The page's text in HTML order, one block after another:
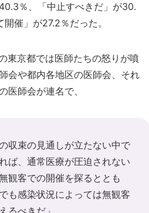
％、「中止すべきだ」が30.
催」が27.2％だった。
東京都では医師たちの怒りが噴
会や都内各地区の医師会、それ
医師会が連名で、
収束の見通しが立たない中で
ば、通常医療が圧迫されない
観客での開催を探るととも
も感染状況によっては無観客
るべきだ」